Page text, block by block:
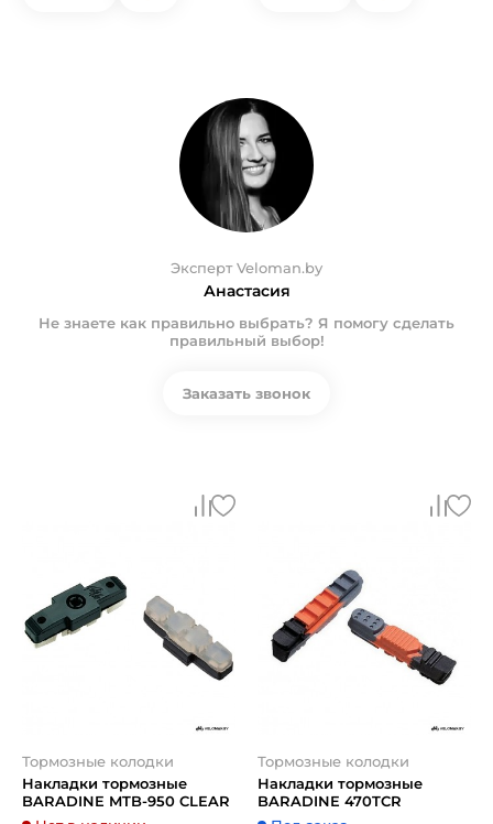
Эксперт Veloman.by
Анастасия
Не знаете как правильно выбрать? Я помогу сделать
правильный выбор!
Заказать звонок
Тормозные колодки
Накладки тормозные
BARADINE MTB-950 CLEAR
Тормозные колодки
Накладки тормозные
BARADINE 470TCR